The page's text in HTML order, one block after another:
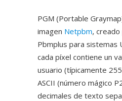
PGM (Portable
imagen Netpbm,
Pbmplus para sistemas
cada píxel contiene un
usuario (típicamente
ASCII (número mágico
decimales de texto